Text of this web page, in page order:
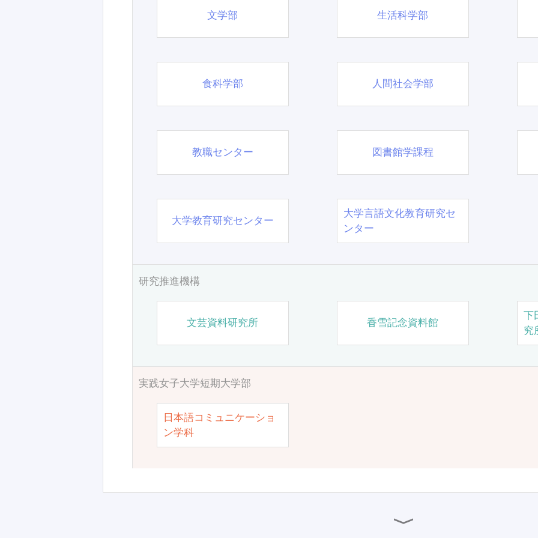
文学部 生活科学部
食科学部 人間社会学部
教職センター 図書館学課程
大学教育研究センター
大学言語文化教育研究セ
ンター
研究推進機構
文芸資料研究所 香雪記念資料館
下
究
実践女子大学短期大学部
日本語コミュニケーショ
ン学科